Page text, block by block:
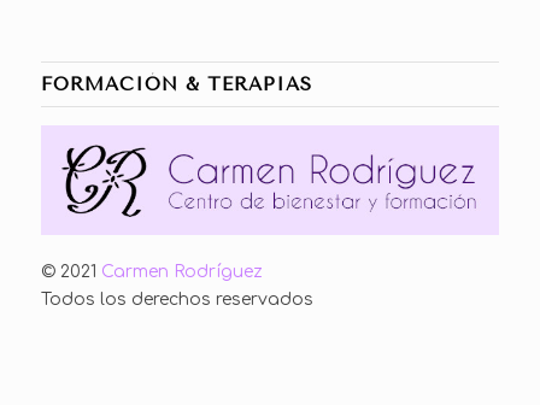
FORMACIÓN & TERAPIAS
© 2021 Carmen Rodríguez
Todos los derechos reservados